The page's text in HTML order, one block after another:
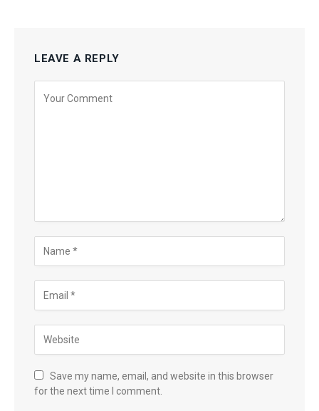
LEAVE A REPLY
Save my name, email, and website in this browser
for the next time I comment.